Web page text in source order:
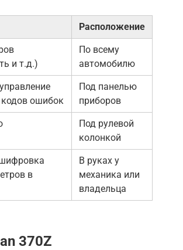
Расположение
и т.д.)
По всему
автомобилю
ошибок
Под панелью
приборов
Под рулевой
колонкой
в
В руках у
механика или
владельца
370Z